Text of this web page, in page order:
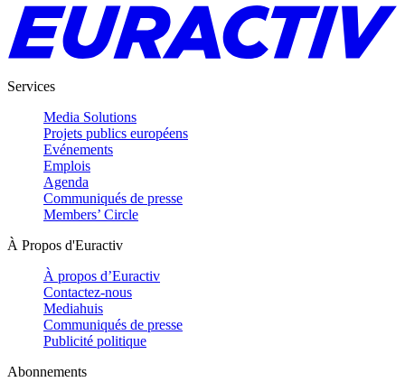
Services
Media Solutions
Projets publics européens
Evénements
Emplois
Agenda
Communiqués de presse
Members’ Circle
À Propos d'Euractiv
À propos d’Euractiv
Contactez-nous
Mediahuis
Communiqués de presse
Publicité politique
Abonnements